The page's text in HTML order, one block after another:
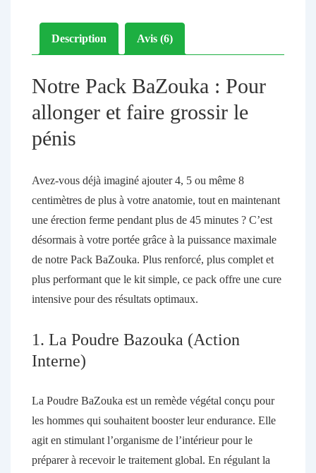
Description Avis (6)
Notre Pack BaZouka : Pour
allonger et faire grossir le
pénis
Avez-vous déjà imaginé ajouter4, 5 ou même 8
centimètres de plus à votre anatomie, tout en maintenant
une érection ferme pendant plus de 45 minutes ? C’est
désormais à votre portée grâce à la puissance maximale
de notre Pack BaZouka. Plus renforcé, plus complet et
plus performant que le kit simple, ce pack offre une cure
intensive pour des résultats optimaux.
1. La Poudre Bazouka (Action
Interne)
La Poudre BaZouka est un remède végétal conçu pour
les hommes qui souhaitent booster leur endurance. Elle
agit en stimulant l’organisme de l’intérieur pour le
préparer à recevoir le traitement global. En régulant la